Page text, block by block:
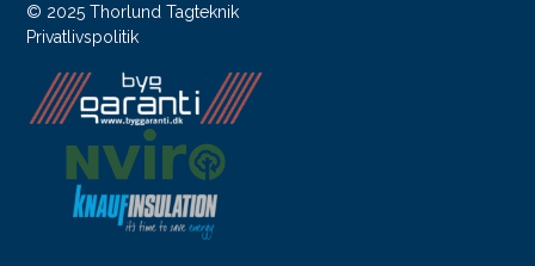
© 2025 Thorlund Tagteknik
Privatlivspolitik